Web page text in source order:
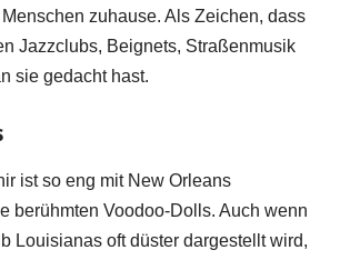
zuhause. Als Zeichen, dass
Jazzclubs, Beignets, Straßenmusik
sie gedacht hast.
ist so eng mit New Orleans
berühmten Voodoo-Dolls. Auch wenn
Louisianas oft düster dargestellt wird,